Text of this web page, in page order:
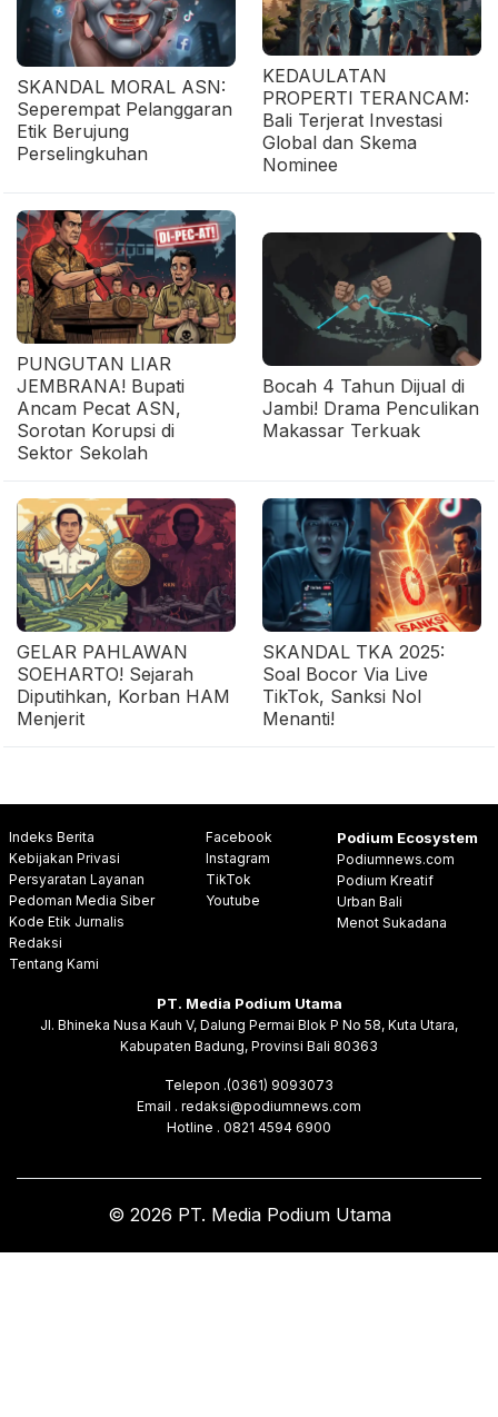
SKANDAL MORAL ASN:
Seperempat Pelanggaran
Etik Berujung
Perselingkuhan
KEDAULATAN
PROPERTI TERANCAM:
Bali Terjerat Investasi
Global dan Skema
Nominee
PUNGUTAN LIAR
JEMBRANA! Bupati
Ancam Pecat ASN,
Sorotan Korupsi di
Sektor Sekolah
Bocah 4 Tahun Dijual di
Jambi! Drama Penculikan
Makassar Terkuak
GELAR PAHLAWAN
SOEHARTO! Sejarah
Diputihkan, Korban HAM
Menjerit
SKANDAL TKA 2025:
Soal Bocor Via Live
TikTok, Sanksi Nol
Menanti!
Indeks Berita
Kebijakan Privasi
Persyaratan Layanan
Pedoman Media Siber
Kode Etik Jurnalis
Redaksi
Tentang Kami
Facebook
Instagram
TikTok
Youtube
Podium Ecosystem
Podiumnews.com
Podium Kreatif
Urban Bali
Menot Sukadana
PT. Media Podium Utama
Jl. Bhineka Nusa Kauh V, Dalung Permai Blok P No 58, Kuta Utara,
Kabupaten Badung, Provinsi Bali 80363
Telepon .(0361) 9093073
Email . redaksi@podiumnews.com
Hotline . 0821 4594 6900
© 2026 PT. Media Podium Utama